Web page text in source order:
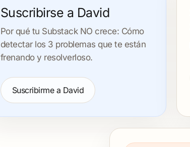
Suscribirse a David
Por qué tu Substack NO crece: Cómo
detectar los 3 problemas que te están
frenando y resolverloso.
Suscribirme a David